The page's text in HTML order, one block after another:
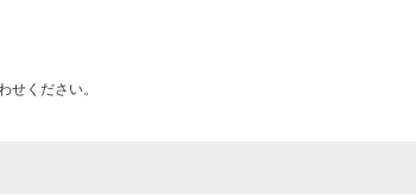
ください。